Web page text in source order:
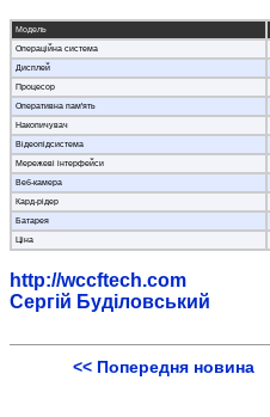
Модель
Операційна система
Дисплей
Процесор
Оперативна пам'ять
Накопичувач
Відеопідсистема
Мережеві інтерфейси
Веб-камера
Кард-рідер
Батарея
Ціна
http://wccftech.com
Сергій Буділовський
<< Попередня новина